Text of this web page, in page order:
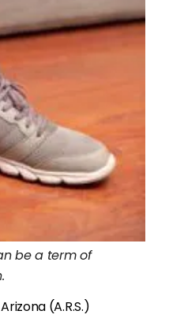
be a term of
(A.R.S.)